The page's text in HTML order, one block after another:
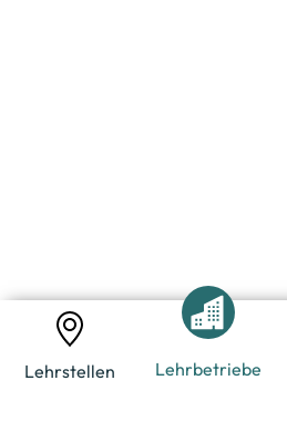
Lehrstellen Lehrbetriebe